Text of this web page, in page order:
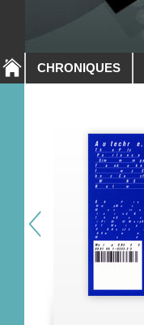
CHRONIQUES